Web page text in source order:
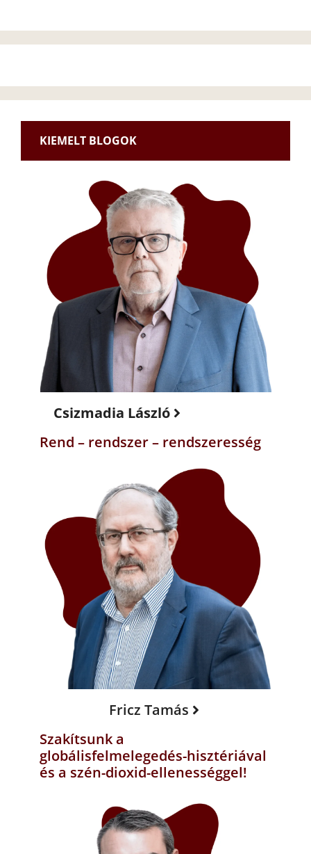
KIEMELT BLOGOK
Csizmadia László
Rend – rendszer – rendszeresség
Fricz Tamás
Szakítsunk a
globálisfelmelegedés-hisztériával
és a szén-dioxid-ellenességgel!